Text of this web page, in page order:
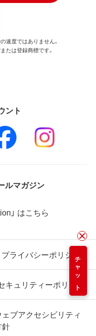
チャット
速度ではありません。
たは登録商標です。
ント
ルマガジン
」 はこちら
プライバシーポリシー
キュリティーポリシー
ェブアクセシビリティ
針